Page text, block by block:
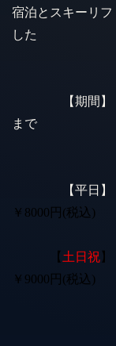
宿泊とスキーリ
した
【期間】：
まで
【平日】：
￥8000円(税込)
【 土日祝】
￥9000円(税込)